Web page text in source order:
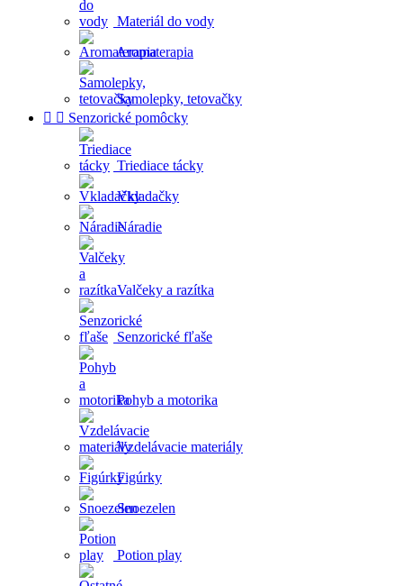
Materiál do vody
Aromaterapia
Samolepky, tetovačky
  Senzorické pomôcky
Triediace tácky
Vkladačky
Náradie
Valčeky a razítka
Senzorické fľaše
Pohyb a motorika
Vzdelávacie materiály
Figúrky
Snoezelen
Potion play